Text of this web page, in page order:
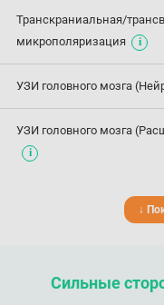
Транскраниальная/
микрополяризация
УЗИ головного мозга
УЗИ головного мозга
↓
Сильные